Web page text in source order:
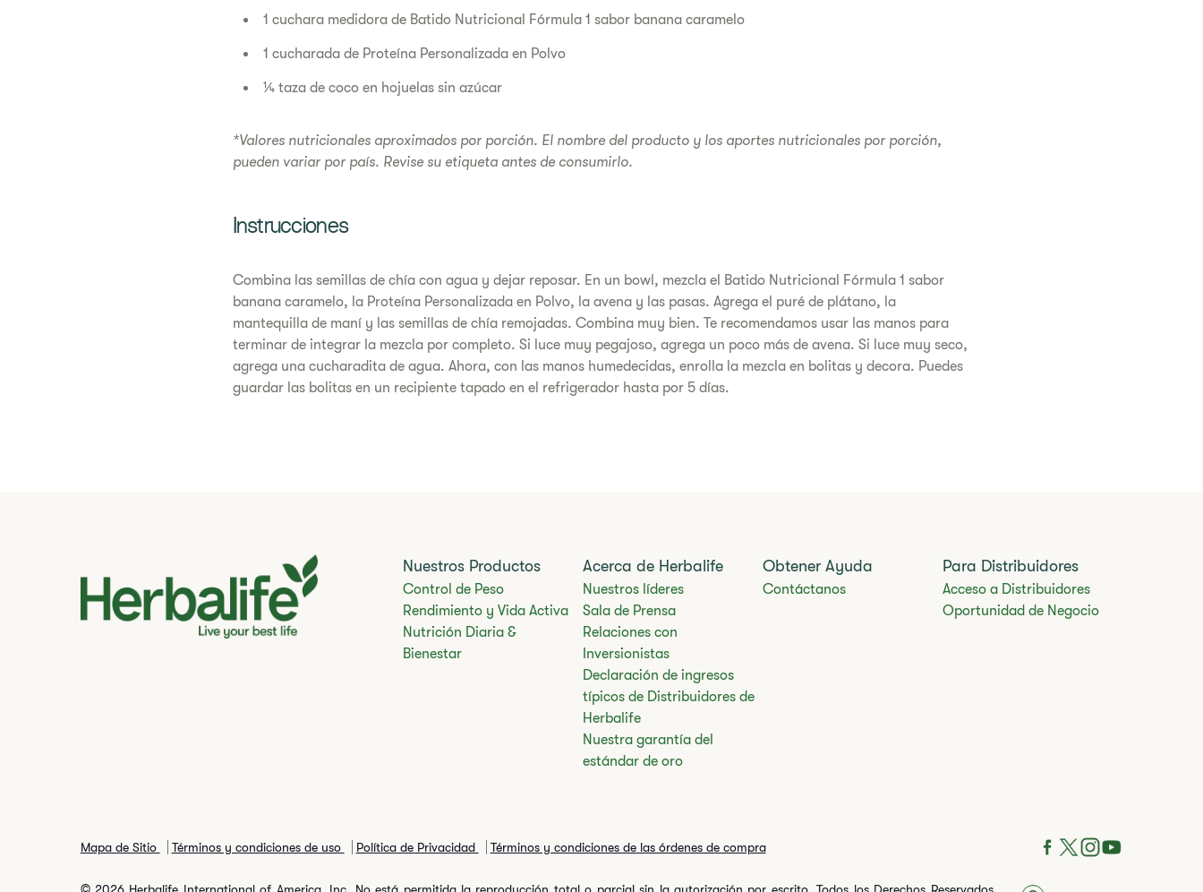
1 cuchara medidora de Batido Nutricional Fórmula 1 sabor banana caramelo
1 cucharada de Proteína Personalizada en Polvo
¼ taza de coco en hojuelas sin azúcar
*Valores nutricionales aproximados por porción. El nombre del producto y los aportes nutricionales por porción,
pueden variar por país. Revise su etiqueta antes de consumirlo.
Instrucciones
Combina las semillas de chía con agua y dejar reposar. En un bowl, mezcla el Batido Nutricional Fórmula 1 sabor
banana caramelo, la Proteína Personalizada en Polvo, la avena y las pasas. Agrega el puré de plátano, la
mantequilla de maní y las semillas de chía remojadas. Combina muy bien. Te recomendamos usar las manos para
terminar de integrar la mezcla por completo. Si luce muy pegajoso, agrega un poco más de avena. Si luce muy seco,
agrega una cucharadita de agua. Ahora, con las manos humedecidas, enrolla la mezcla en bolitas y decora. Puedes
guardar las bolitas en un recipiente tapado en el refrigerador hasta por 5 días.
Nuestros Productos
Control de Peso
Rendimiento y Vida Activa
Nutrición Diaria &
Bienestar
Acerca de Herbalife
Nuestros líderes
Sala de Prensa
Relaciones con
Inversionistas
Declaración de ingresos
típicos de Distribuidores de
Herbalife
Nuestra garantía del
estándar de oro
Obtener Ayuda
Contáctanos
Para Distribuidores
Acceso a Distribuidores
Oportunidad de Negocio
Mapa de Sitio Términos y condiciones de uso Política de Privacidad Términos y condiciones de las órdenes de compra